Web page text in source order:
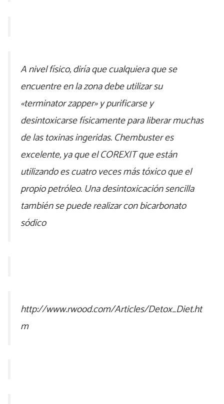
A nivel físico, diría que cualquiera que se
encuentre en la zona debe utilizar su
«terminator zapper» y purificarse y
desintoxicarse físicamente para liberar muchas
de las toxinas ingeridas. Chembuster es
excelente, ya que el COREXIT que están
utilizando es cuatro veces más tóxico que el
propio petróleo. Una desintoxicación sencilla
también se puede realizar con bicarbonato
sódico
http://www.rwood.com/Articles/Detox_Diet.ht
m